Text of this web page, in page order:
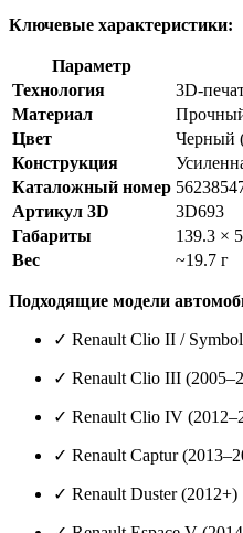
Ключевые характеристики:
Параметр
Технология
3D-
Материал
Цвет
Черный
Конструкция
Каталожный номер
Артикул 3D
3D693
Габариты
139.3 ×
Вес
~19.7 г
Подходящие модели
✓ Renault Clio II /
✓ Renault Clio III
✓ Renault Clio IV
✓ Renault Captur
✓ Renault Duster (2012+)